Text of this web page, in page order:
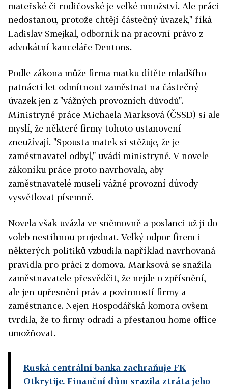
mateřské či rodičovské je velké množství. Ale práci
nedostanou, protože chtějí částečný úvazek," říká
Ladislav Smejkal, odborník na pracovní právo z
advokátní kanceláře Dentons.
Podle zákona může firma matku dítěte mladšího
patnácti let odmítnout zaměstnat na částečný
úvazek jen z "vážných provozních důvodů".
Ministryně práce Michaela Marksová (ČSSD) si ale
myslí, že některé firmy tohoto ustanovení
zneužívají. "Spousta matek si stěžuje, že je
zaměstnavatel odbyl," uvádí ministryně. V novele
zákoníku práce proto navrhovala, aby
zaměstnavatelé museli vážné provozní důvody
vysvětlovat písemně.
Novela však uvázla ve sněmovně a poslanci už ji do
voleb nestihnou projednat. Velký odpor firem i
některých politiků vzbudila například navrhovaná
pravidla pro práci z domova. Marksová se snažila
zaměstnavatele přesvědčit, že nejde o zpřísnění,
ale jen upřesnění práv a povinností firmy a
zaměstnance. Nejen Hospodářská komora ovšem
tvrdila, že to firmy odradí a přestanou home office
umožňovat.
Ruská centrální banka zachraňuje FK
Otkrytije. Finanční dům srazila ztráta jeho